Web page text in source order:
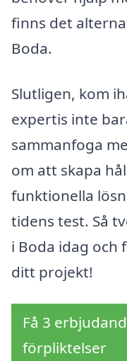
finns det
Boda.
Slutligen, kom
expertis inte
sammanfoga
om att skapa
funktionella
tidens test. Så
i Boda idag och
ditt projekt!
Få 3
förpliktelser